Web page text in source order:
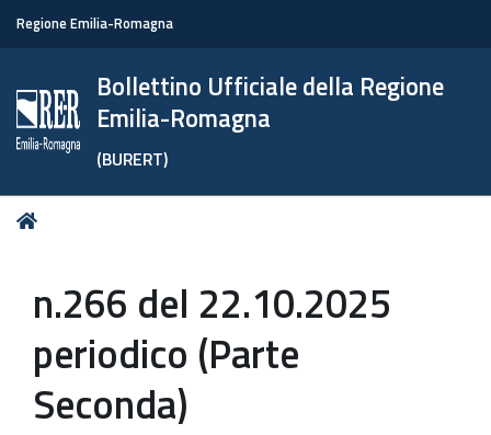
Regione Emilia-Romagna
Bollettino Ufficiale della Regione
Emilia-Romagna
(BURERT)
Tu
n.266 del 22.10.2025
periodico (Parte
Seconda)